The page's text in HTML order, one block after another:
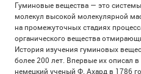
Гуминовые вещества — это
молекул высокой молекулярной
на промежуточных стадиях
органического вещества
История изучения гуминовых
более 200 лет. Впервые их описал в
немецкий ученый Ф. Ахард в 1786